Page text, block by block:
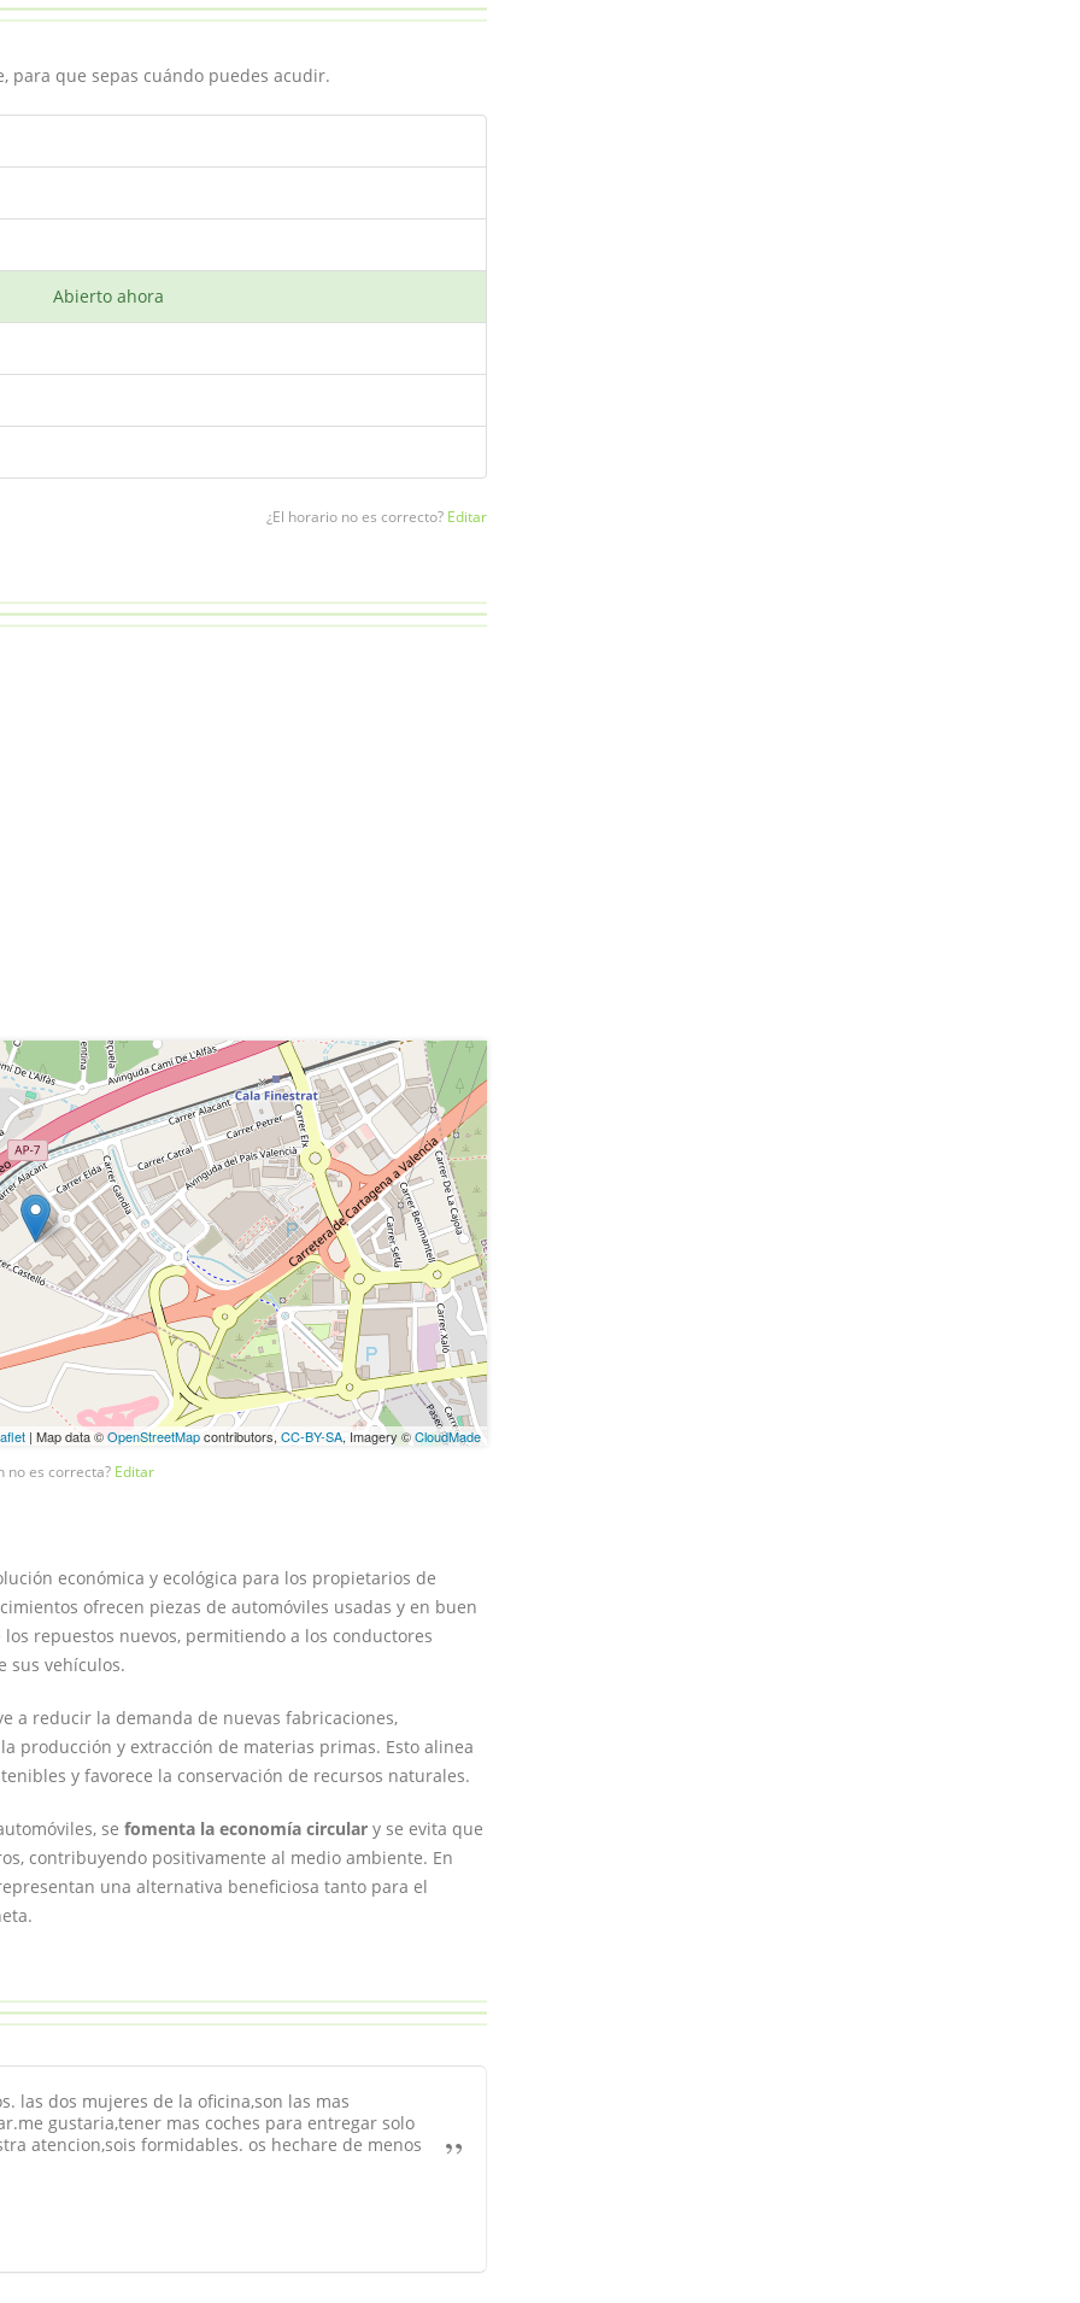
para que sepas cuándo puedes acudir.
Abierto ahora
¿El horario no es correcto? Editar
| Map data ©OpenStreetMapcontributors, CC-BY-SA, Imagery ©CloudMade
no es correcta? Editar
económica y ecológica para los propietarios de
ofrecen piezas de automóviles usadas y en buen
repuestos nuevos, permitiendo a los conductores
sus vehículos.
a reducir la demanda de nuevas fabricaciones,
producción y extracción de materias primas. Esto alinea
y favorece la conservación de recursos naturales.
se fomenta la economía circular y se evita que
contribuyendo positivamente al medio ambiente. En
una alternativa beneficiosa tanto para el
las dos mujeres de la oficina,son las mas
gustaria,tener mas coches para entregar solo
atencion,sois formidables. os hechare de menos